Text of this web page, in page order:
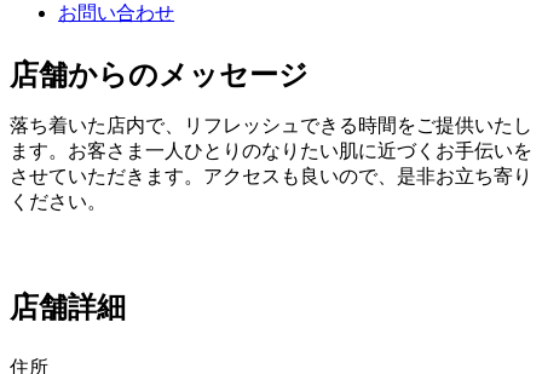
詳しくはこちら
お問い合わせ
店舗からのメッセージ
落ち着いた店内で、リフレッシュできる時間をご提供いたし
ます。お客さま一人ひとりのなりたい肌に近づくお手伝いを
させていただきます。アクセスも良いので、是非お立ち寄り
ください。
店舗詳細
住所